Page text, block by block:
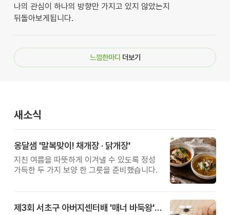
나의 관심이 하나의 방향만 가지고 있지 않았는지
뒤돌아보게됩니다.
느낌한마디 더보기
새소식
옹달샘 '말복맞이! 채개장 · 닭개장'
지친 여름을 따뜻하게 이겨낼 수 있도록 정성
가득한 두 가지 보양 한 그릇을 준비했습니다.
제3회 서초구 아버지센터배 '매너 바둑왕' 대회